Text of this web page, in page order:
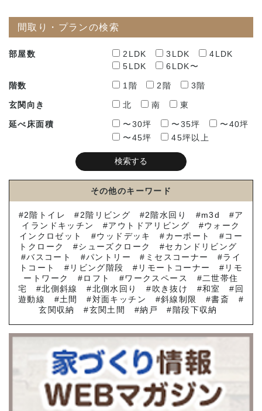
間取り・プランの検索
部屋数 2LDK 3LDK
4LDK
5LDK
6LDK〜
階数 1階 2階 3階
玄関向き 北 南 東
延べ床面積 〜30坪 〜35坪
〜40坪
〜45坪
45坪以上
その他のキーワード
2階トイレ 2階リビング 2階水回り m3d
ア
イランドキッチン
アウトドアリビング
ウォーク
インクロゼット
ウッドデッキ カーポート
コー
トクローク
シューズクローク
セカンドリビング
バスコート
パントリー ミセスコーナー
ライ
トコート
リビング階段 リモートコーナー
リモ
ートワーク
ロフト ワークスペース
二世帯住
宅
北側斜線 北側水回り 吹き抜け 和室
回
遊動線
土間 対面キッチン 斜線制限
書斎
玄関収納
玄関土間 納戸 階段下収納